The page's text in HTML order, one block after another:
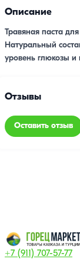
Описание
Травяная паста
Натуральный
уровень глюкозы
Отзывы
Оставить отзыв
+7 (911) 707-57-77